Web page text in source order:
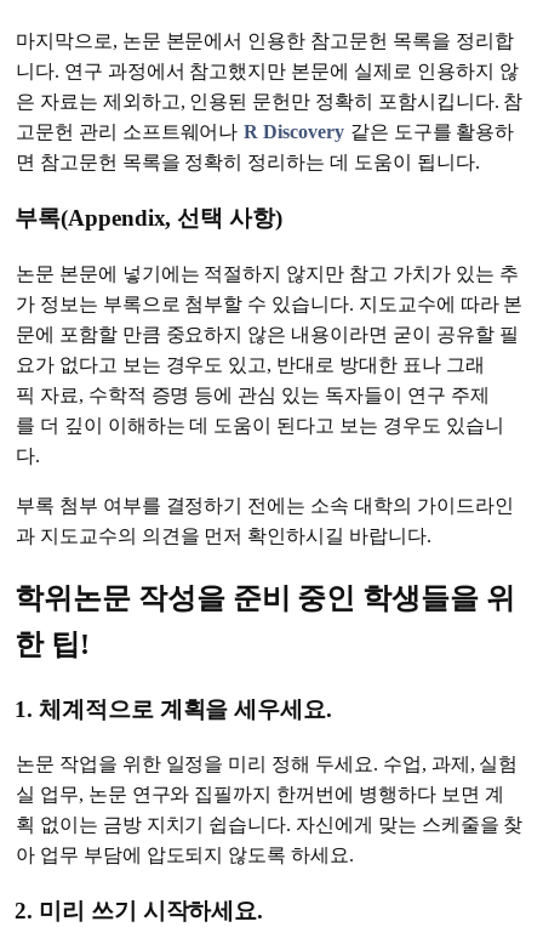
마지막으로, 논문 본문에서 인용한 참고문헌 목록을 정리합
니다. 연구 과정에서 참고했지만 본문에 실제로 인용하지 않
은 자료는 제외하고, 인용된 문헌만 정확히 포함시킵니다. 참
고문헌 관리 소프트웨어나 R Discovery 같은 도구를 활용하
면 참고문헌 목록을 정확히 정리하는 데 도움이 됩니다.
부록(Appendix, 선택 사항)
논문 본문에 넣기에는 적절하지 않지만 참고 가치가 있는 추
가 정보는 부록으로 첨부할 수 있습니다. 지도교수에 따라 본
문에 포함할 만큼 중요하지 않은 내용이라면 굳이 공유할 필
요가 없다고 보는 경우도 있고, 반대로 방대한 표나 그래
픽 자료, 수학적 증명 등에 관심 있는 독자들이 연구 주제
를 더 깊이 이해하는 데 도움이 된다고 보는 경우도 있습니
다.
부록 첨부 여부를 결정하기 전에는 소속 대학의 가이드라인
과 지도교수의 의견을 먼저 확인하시길 바랍니다.
학위논문 작성을 준비 중인 학생들을 위
한 팁!
1. 체계적으로 계획을 세우세요.
논문 작업을 위한 일정을 미리 정해 두세요. 수업, 과제, 실험
실 업무, 논문 연구와 집필까지 한꺼번에 병행하다 보면 계
획 없이는 금방 지치기 쉽습니다. 자신에게 맞는 스케줄을 찾
아 업무 부담에 압도되지 않도록 하세요.
2. 미리 쓰기 시작하세요.